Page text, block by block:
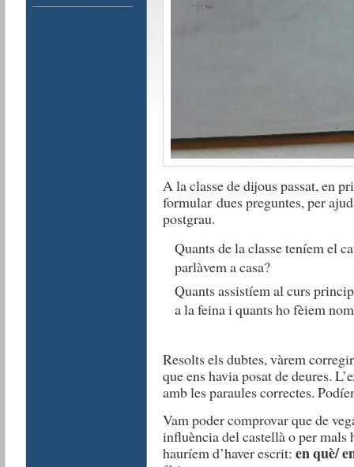
A la classe de dijous passat, en
formular dues preguntes, per
postgrau.
Quants de la classe teníem el
parlàvem a casa?
Quants assistíem al curs
a la feina i quants ho fèiem
Resolts els dubtes, vàrem
que ens havia posat de deures.
amb les paraules correctes.
Vam poder comprovar que de
influència del castellà o per mals
hauríem d’haver escrit: en què/